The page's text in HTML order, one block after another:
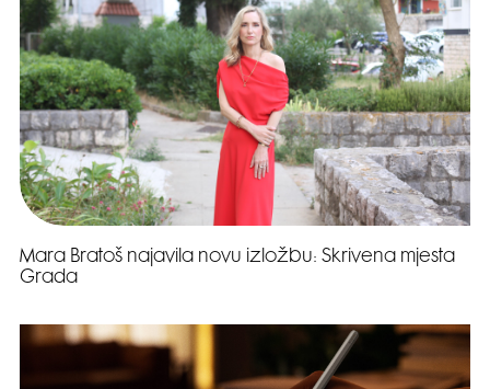
Mara Bratoš najavila novu izložbu: Skrivena mjesta
Grada